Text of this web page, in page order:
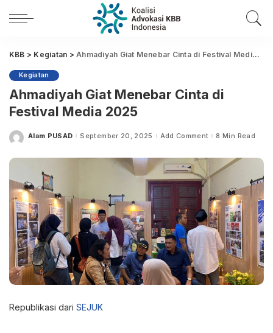
KBB > Kegiatan >Ahmadiyah Giat Menebar Cinta di Festival Media 2025
Kegiatan
Ahmadiyah Giat Menebar Cinta di
Festival Media 2025
Posted
Alam PUSAD September 20, 2025 Add Comment 8 Min Read
Republikasi dari SEJUK